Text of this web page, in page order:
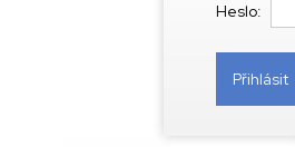
Heslo: